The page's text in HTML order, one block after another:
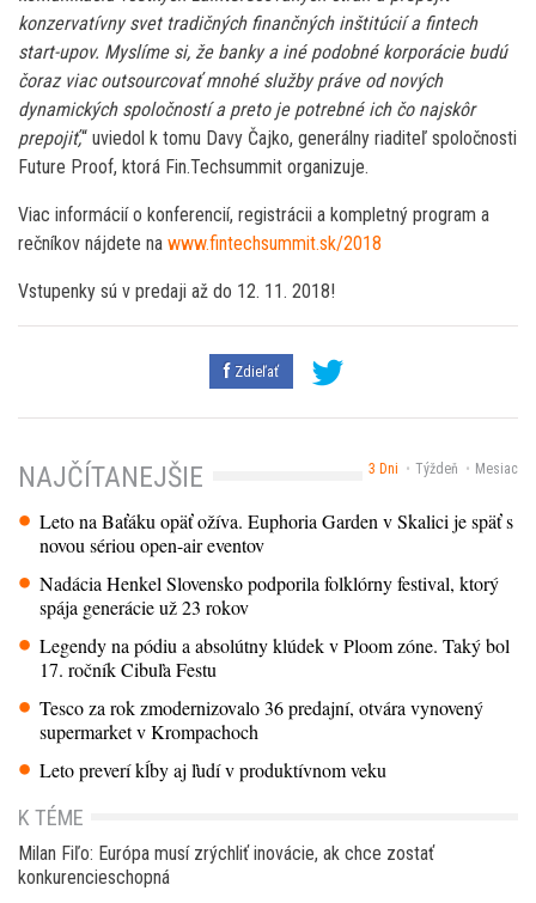
konzervatívny svet tradičných finančných inštitúcií a fintech
start-upov. Myslíme si, že banky a iné podobné korporácie budú
čoraz viac outsourcovať mnohé služby práve od nových
dynamických spoločností a preto je potrebné ich čo najskôr
prepojiť,“ uviedol k tomu Davy Čajko, generálny riaditeľ spoločnosti
Future Proof, ktorá Fin.Techsummit organizuje.
Viac informácií o konferencií, registrácii a kompletný program a
rečníkov nájdete na www.fintechsummit.sk/2018
Vstupenky sú v predaji až do 12. 11. 2018!
Zdieľať
3 Dni Týždeň Mesiac
NAJČÍTANEJŠIE
Leto na Baťáku opäť ožíva. Euphoria Garden v Skalici je späť s
novou sériou open-air eventov
Nadácia Henkel Slovensko podporila folklórny festival, ktorý
spája generácie už 23 rokov
Legendy na pódiu a absolútny klúdek v Ploom zóne. Taký bol
17. ročník Cibuľa Festu
Tesco za rok zmodernizovalo 36 predajní, otvára vynovený
supermarket v Krompachoch
Leto preverí kĺby aj ľudí v produktívnom veku
K TÉME
Milan Fiľo: Európa musí zrýchliť inovácie, ak chce zostať
konkurencieschopná